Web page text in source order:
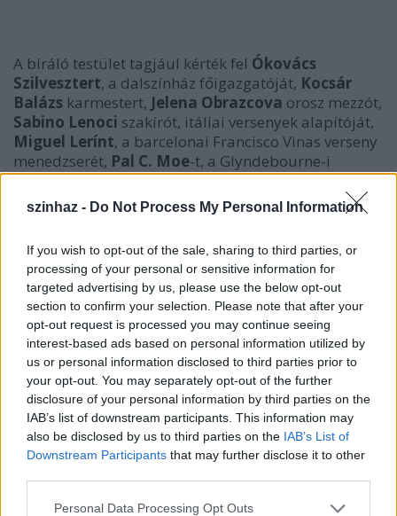
szinhaz - Do Not Process My Personal Information
If you wish to opt-out of the sale, sharing to third parties, or
processing of your personal or sensitive information for
targeted advertising by us, please use the below opt-out
section to confirm your selection. Please note that after your
opt-out request is processed you may continue seeing
interest-based ads based on personal information utilized by
us or personal information disclosed to third parties prior to
your opt-out. You may separately opt-out of the further
disclosure of your personal information by third parties on the
IAB’s list of downstream participants. This information may
also be disclosed by us to third parties on the IAB’s List of
Downstream Participants that may further disclose it to other
Please note that this website/app uses one or more Google
Personal Data Processing Opt Outs
A bíráló testület tagjául kérték fel Ókovács
Szilvesztert, a dalszínház főigazgatóját, Kocsár
Balázs karmestert, Jelena Obrazcova orosz mezzót,
Sabino Lenoci szakírót, itáliai versenyek alapítóját,
Miguel Lerínt, a barcelonai Francisco Vinas verseny
menedzserét, Pal C. Moe-t, a Glyndebourne-i
Fesztivál casting menedzserét ésPeter Mario
Katonát , aki a londoni Királyi Opera casting